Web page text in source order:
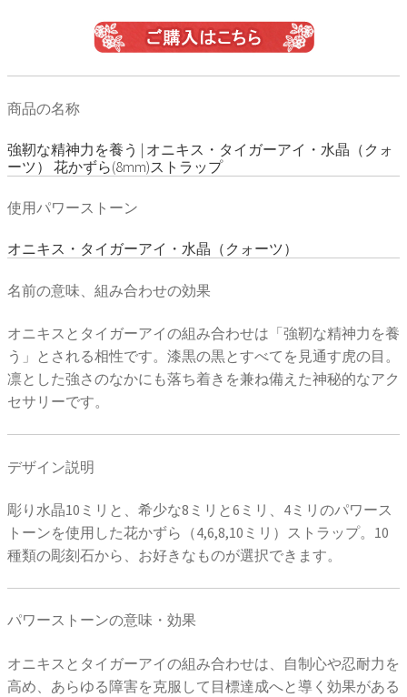
商品の名称
強靭な精神力を養う | オニキス・タイガーアイ・水晶（クォ
ーツ） 花かずら(8mm)ストラップ
使用パワーストーン
オニキス・タイガーアイ・水晶（クォーツ）
名前の意味、組み合わせの効果
オニキスとタイガーアイの組み合わせは「強靭な精神力を養
う」とされる相性です。漆黒の黒とすべてを見通す虎の目。
凛とした強さのなかにも落ち着きを兼ね備えた神秘的なアク
セサリーです。
デザイン説明
彫り水晶10ミリと、希少な8ミリと6ミリ、4ミリのパワース
トーンを使用した花かずら（4,6,8,10ミリ）ストラップ。10
種類の彫刻石から、お好きなものが選択できます。
パワーストーンの意味・効果
オニキスとタイガーアイの組み合わせは、自制心や忍耐力を
高め、あらゆる障害を克服して目標達成へと導く効果がある